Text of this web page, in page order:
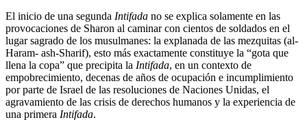
El inicio de una segunda Intifada no se explica solamente en las
provocaciones de Sharon al caminar con cientos de soldados en el
lugar sagrado de los musulmanes: la explanada de las mezquitas (al-
Haram- ash-Sharif), esto más exactamente constituye la “gota que
llena la copa” que precipita la Intifada, en un contexto de
empobrecimiento, decenas de años de ocupación e incumplimiento
por parte de Israel de las resoluciones de Naciones Unidas, el
agravamiento de las crisis de derechos humanos y la experiencia de
una primera Intifada.